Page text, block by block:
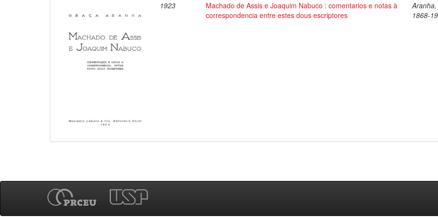
1923
Machado de Assis e Joaquim Nabuco : comentarios e notas à
correspondencia entre estes dous escriptores
1868-